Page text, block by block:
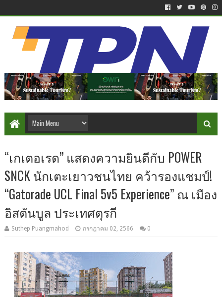
“เกเตอเรด” แสดงความยินดีกับ POWER
SNCK นักเตะเยาวชนไทย คว้ารองแชมป์!
“Gatorade UCL Final 5v5 Experience” ณ เมือง
อิสตันบูล ประเทศตุรกี
Suthep Puangmahod กรกฎาคม 02, 2566 0